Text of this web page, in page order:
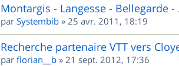
Montargis - Langesse - Bellegarde -
par Systembib » 25 avr. 2011, 18:19
Recherche partenaire VTT vers
par florian__b » 21 sept. 2012, 17:36